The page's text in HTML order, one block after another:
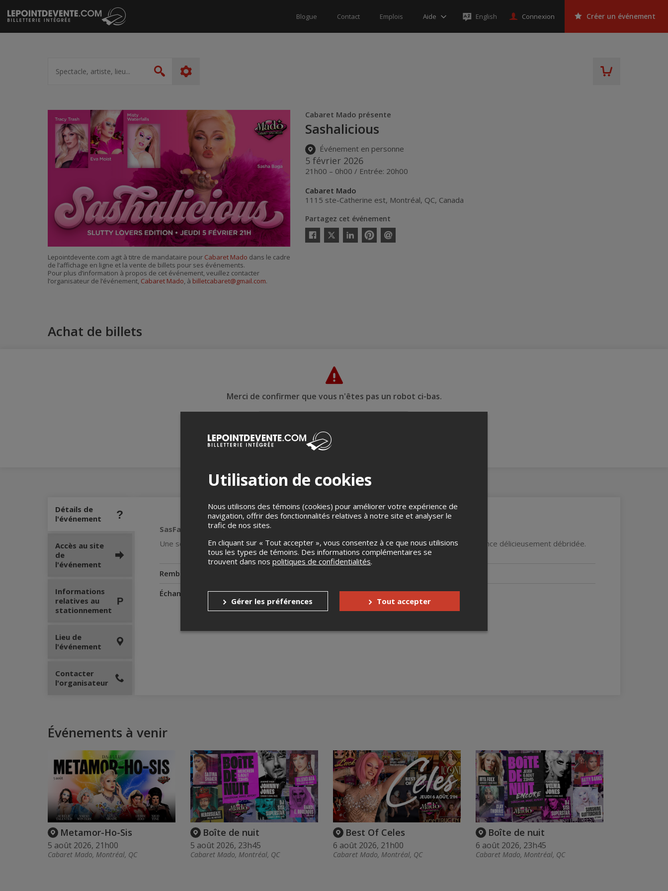
Passer
au
contenu
Blogue Contact Emplois Aide English Connexion Créer un événement
artiste,
lieu...
Rechercher
Cabaret Mado présente
Sashalicious
Événement en personne
5 février 2026
21h00 – 0h00 / Entrée: 20h00
Cabaret Mado
1115 ste-Catherine est, Montréal, QC, Canada
Partagez cet événement
Facebook
Twitter
LinkedinPinterestEnvoyer
Lepointdevente.com agit à titre de mandataire pour Cabaret Mado dans le cadre
de l’affichage en ligne et la vente de billets pour ses événements.
Pour plus d’information à propos de cet événement, veuillez contacter
l’organisateur de l’événement, Cabaret Mado, à billetcabaret@gmail.com.
Achat de billets
Merci de confirmer que vous n'êtes pas un robot ci-bas.
Détails de
l'événement
SasFabulous – Slutty Lovers Edition
Une soirée ultra-glam, sexy et provocante, avec des performances flamboyantes et une ambiance délicieusement débridée.
Remboursements
Échanges
Jusqu'à 1 jour avant l'événement
Accès au site
de
l'événement
Informations
relatives au
stationnement
Lieu de
l'événement
Contacter
l'organisateur
Événements à venir
Metamor-Ho-Sis
5 août 2026, 21h00
Cabaret Mado, Montréal, QC
Boîte de nuit
5 août 2026, 23h45
Cabaret Mado, Montréal, QC
Best Of Celes
6 août 2026, 21h00
Cabaret Mado, Montréal, QC
Boîte de nuit
6 août 2026, 23h45
Cabaret Mado, Montréal, QC
Utilisation de cookies
Nous utilisons des témoins (cookies) pour améliorer votre expérience de
navigation, offrir des fonctionnalités relatives à notre site et analyser le
trafic de nos sites.
En cliquant sur « Tout accepter », vous consentez à ce que nous utilisions
tous les types de témoins. Des informations complémentaires se
trouvent dans nos politiques de confidentialités.
Gérer les préférences Tout accepter